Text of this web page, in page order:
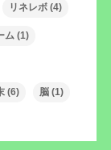
リネレボ(4)
ム(1)
(6) 脳(1)